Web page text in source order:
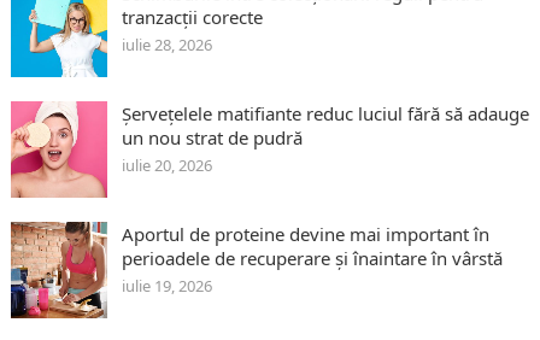
tranzacții corecte
iulie 28, 2026
Șervețelele matifiante reduc luciul fără să adauge
un nou strat de pudră
iulie 20, 2026
Aportul de proteine devine mai important în
perioadele de recuperare și înaintare în vârstă
iulie 19, 2026